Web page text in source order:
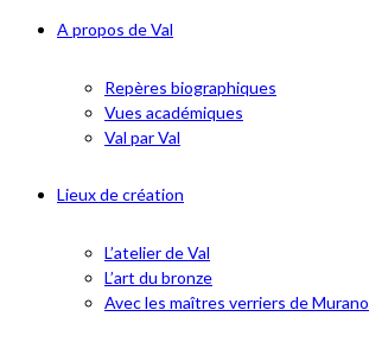
A propos de Val
Repères biographiques
Vues académiques
Val par Val
Lieux de création
L’atelier de Val
L’art du bronze
Avec les maîtres verriers de Murano